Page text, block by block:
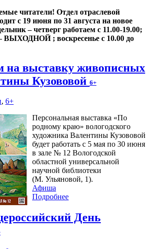
читатели! Отдел отраслевой
с 19 июня по 31 августа на новое
– четверг работаем с 11.00-19.00;
ВЫХОДНОЙ ; воскресенье с 10.00 до
на выставку живописных
Кузововой 6+
, 6+
Персональная выставка «По
родному краю» вологодского
художника Валентины Кузововой
будет работать с 5 мая по 30 июня
в зале № 12 Вологодской
областной универсальной
научной библиотеки
(М. Ульяновой, 1).
Афиша
Подробнее
День